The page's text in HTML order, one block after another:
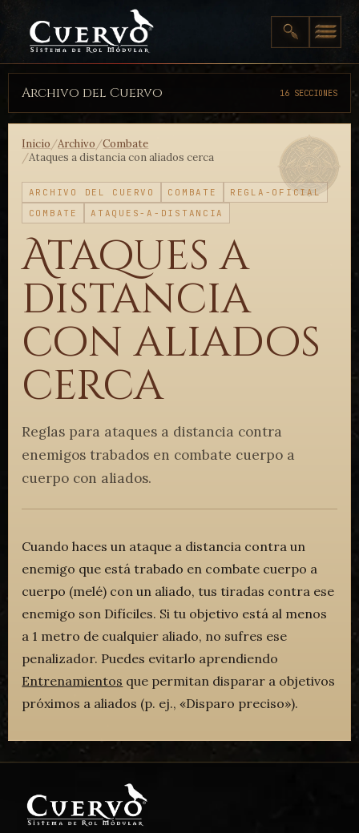
Archivo del Cuervo 16 SECCIONES
Inicio/Archivo/Combate
/Ataques a distancia con aliados cerca
ARCHIVO DEL CUERVO COMBATE
REGLA-OFICIAL
COMBATE
ATAQUES-A-DISTANCIA
Ataques a
distancia
con aliados
cerca
Reglas para ataques a distancia contra
enemigos trabados en combate cuerpo a
cuerpo con aliados.
Cuando haces un ataque a distancia contra un
enemigo que está trabado en combate cuerpo a
cuerpo (melé) con un aliado, tus tiradas contra ese
enemigo son Difíciles. Si tu objetivo está al menos
a 1 metro de cualquier aliado, no sufres ese
penalizador. Puedes evitarlo aprendiendo
Entrenamientos que permitan disparar a objetivos
próximos a aliados (p. ej., «Disparo preciso»).